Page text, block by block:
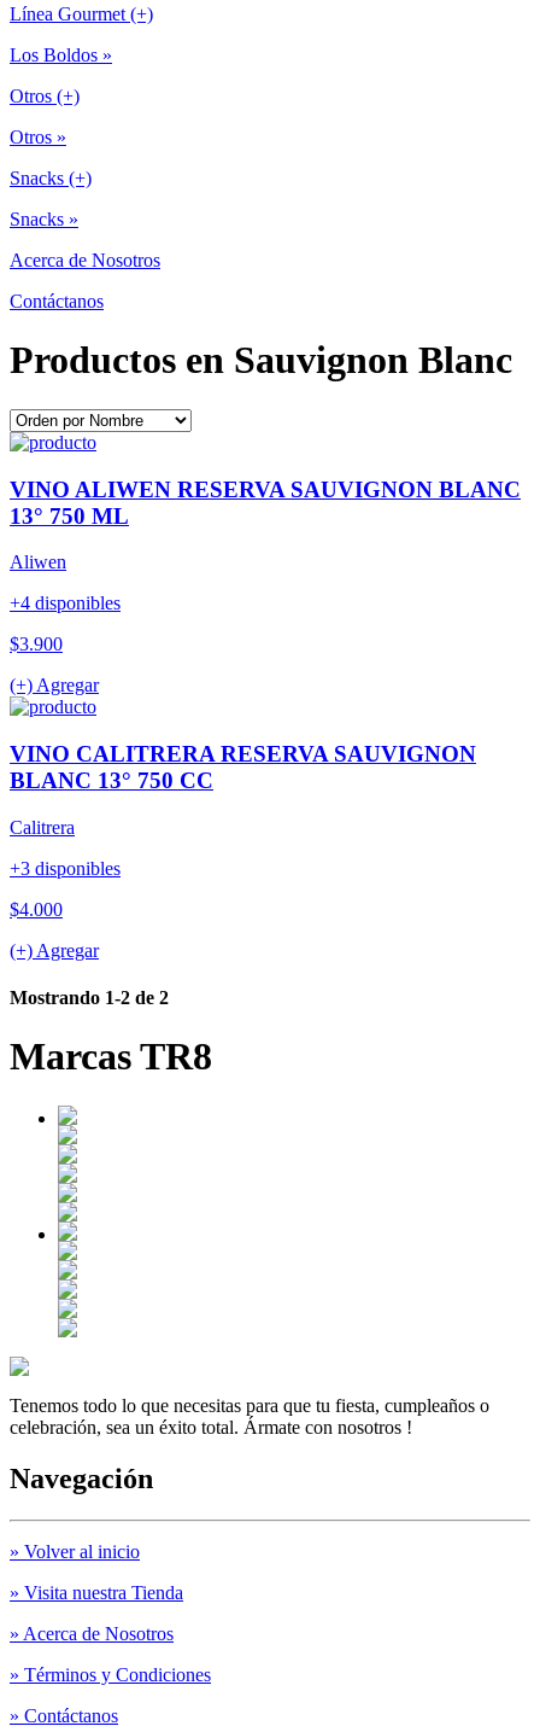
Línea Gourmet (+)
Los Boldos »
Otros (+)
Otros »
Snacks (+)
Snacks »
Acerca de Nosotros
Contáctanos
Productos en Sauvignon Blanc
VINO ALIWEN RESERVA SAUVIGNON BLANC
13° 750 ML
Aliwen
+4 disponibles
$3.900
(+) Agregar
VINO CALITRERA RESERVA SAUVIGNON
BLANC 13° 750 CC
Calitrera
+3 disponibles
$4.000
(+) Agregar
Mostrando 1-2 de 2
Marcas TR8
Tenemos todo lo que necesitas para que tu fiesta, cumpleaños o
celebración, sea un éxito total. Ármate con nosotros !
Navegación
» Volver al inicio
» Visita nuestra Tienda
» Acerca de Nosotros
» Términos y Condiciones
» Contáctanos